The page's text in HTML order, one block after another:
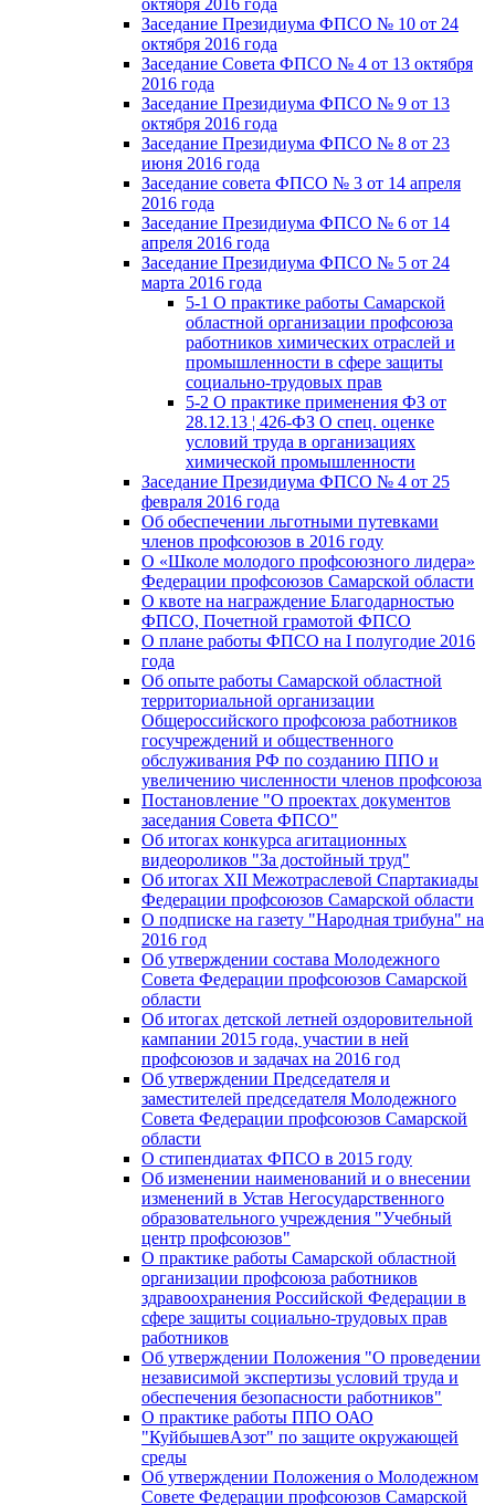
Заседание Президиума ФПСО № 10 от 24
октября 2016 года
Заседание Совета ФПСО № 4 от 13 октября
2016 года
Заседание Президиума ФПСО № 9 от 13
октября 2016 года
Заседание Президиума ФПСО № 8 от 23
июня 2016 года
Заседание совета ФПСО № 3 от 14 апреля
2016 года
Заседание Президиума ФПСО № 6 от 14
апреля 2016 года
Заседание Президиума ФПСО № 5 от 24
марта 2016 года
5-1 О практике работы Самарской
областной организации профсоюза
работников химических отраслей и
промышленности в сфере защиты
социально-трудовых прав
5-2 О практике применения ФЗ от
28.12.13 ¦ 426-ФЗ О спец. оценке
условий труда в организациях
химической промышленности
Заседание Президиума ФПСО № 4 от 25
февраля 2016 года
Об обеспечении льготными путевками
членов профсоюзов в 2016 году
О «Школе молодого профсоюзного лидера»
Федерации профсоюзов Самарской области
О квоте на награждение Благодарностью
ФПСО, Почетной грамотой ФПСО
О плане работы ФПСО на I полугодие 2016
года
Об опыте работы Самарской областной
территориальной организации
Общероссийского профсоюза работников
госучреждений и общественного
обслуживания РФ по созданию ППО и
увеличению численности членов профсоюза
Постановление "О проектах документов
заседания Совета ФПСО"
Об итогах конкурса агитационных
видеороликов "За достойный труд"
Об итогах XII Межотраслевой Спартакиады
Федерации профсоюзов Самарской области
О подписке на газету "Народная трибуна" на
2016 год
Об утверждении состава Молодежного
Совета Федерации профсоюзов Самарской
области
Об итогах детской летней оздоровительной
кампании 2015 года, участии в ней
профсоюзов и задачах на 2016 год
Об утверждении Председателя и
заместителей председателя Молодежного
Совета Федерации профсоюзов Самарской
области
О стипендиатах ФПСО в 2015 году
Об изменении наименований и о внесении
изменений в Устав Негосударственного
образовательного учреждения "Учебный
центр профсоюзов"
О практике работы Самарской областной
организации профсоюза работников
здравоохранения Российской Федерации в
сфере защиты социально-трудовых прав
работников
Об утверждении Положения "О проведении
независимой экспертизы условий труда и
обеспечения безопасности работников"
О практике работы ППО ОАО
"КуйбышевАзот" по защите окружающей
среды
Об утверждении Положения о Молодежном
Совете Федерации профсоюзов Самарской